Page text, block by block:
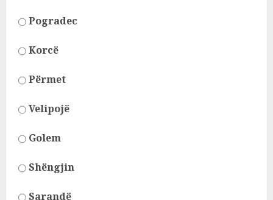
Pogradec
Korcë
Përmet
Velipojë
Golem
Shëngjin
Sarandë